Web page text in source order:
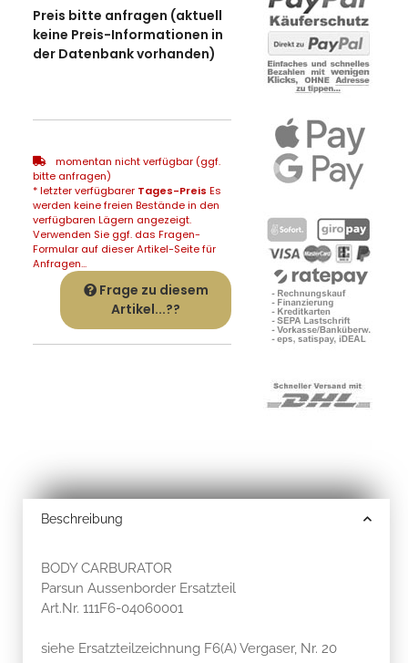
Preis bitte anfragen (aktuell
keine Preis-Informationen in
der Datenbank vorhanden)
momentan nicht verfügbar (ggf.
bitte anfragen)
* letzter verfügbarer Tages-Preis Es
werden keine freien Bestände in den
verfügbaren Lägern angezeigt.
Verwenden Sie ggf. das Fragen-
Formular auf dieser Artikel-Seite für
Anfragen...
Frage zu diesem
Artikel...??
Beschreibung
BODY CARBURATOR
Parsun Aussenborder Ersatzteil
Art.Nr. 111F6-04060001
siehe Ersatzteilzeichnung F6(A) Vergaser, Nr. 20